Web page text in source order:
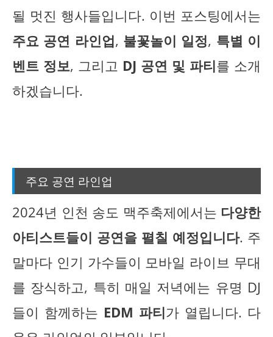
될 멋진 행사들입니다. 이번 포스팅에서는
주요 공연 라인업, 불꽃놀이 일정, 특별 이
벤트 정보, 그리고 DJ 공연 및 파티를 소개
하겠습니다.
주요 공연 라인업
2024년 인천 송도 맥주축제에서는 다양한
아티스트들이 공연을 펼칠 예정입니다. 주
말마다 인기 가수들이 모바일 라이브 무대
를 장식하고, 특히 매일 저녁에는 유명 DJ
들이 함께하는 EDM 파티가 열립니다. 다